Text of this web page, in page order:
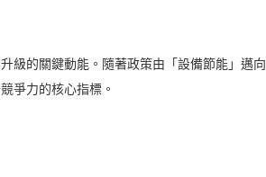
級的關鍵動能。隨著政策由「設備節能」邁向
爭力的核心指標。